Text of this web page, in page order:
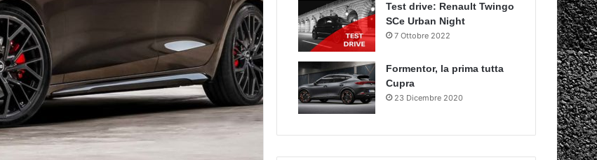
Test drive: Renault Twingo
SCe Urban Night
7 Ottobre 2022
Formentor, la prima tutta
Cupra
23 Dicembre 2020